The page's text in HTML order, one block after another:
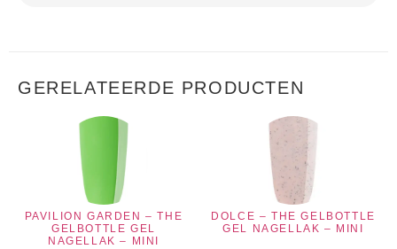
GERELATEERDE PRODUCTEN
PAVILION GARDEN – THE
GELBOTTLE GEL
NAGELLAK – MINI
DOLCE – THE GELBOTTLE
GEL NAGELLAK – MINI